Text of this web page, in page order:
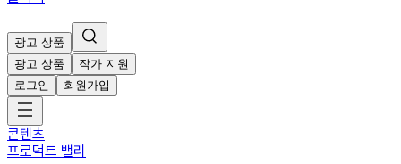
광고 상품
광고 상품
작가 지원
로그인
회원가입
콘텐츠
프로덕트 밸리